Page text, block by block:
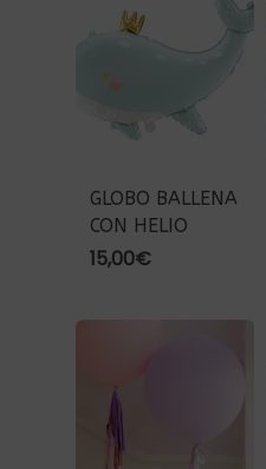
GLOBO BALLENA
CON HELIO
15,00€